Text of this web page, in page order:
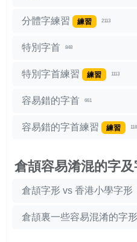
分體字練習 練習 2113
特別字首 848
特別字首練習 練習 1113
容易錯的字首 661
容易錯的字首練習 練習
倉頡容易淆混的字
倉頡字形 vs 香港小學字形
倉頡裏一些容易混淆的字形